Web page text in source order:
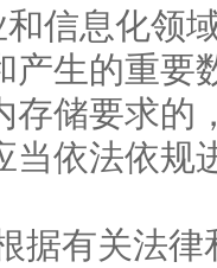
信息化领
产生的重要
存储要求的
当依法依规
据有关法